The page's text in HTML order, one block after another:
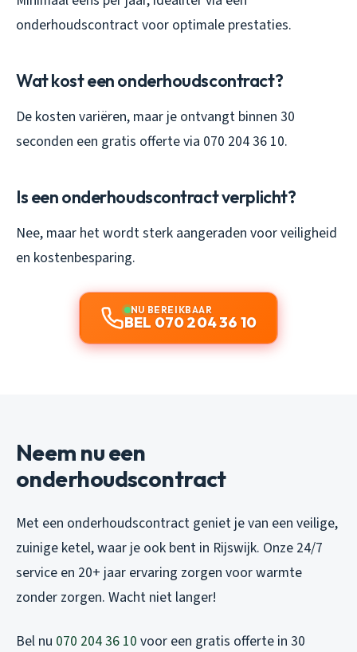
onderhoudscontract voor optimale prestaties.
Wat kost een onderhoudscontract?
De kosten variëren, maar je ontvangt binnen 30
seconden een gratis offerte via 070 204 36 10.
Is een onderhoudscontract verplicht?
Nee, maar het wordt sterk aangeraden voor veiligheid
en kostenbesparing.
NU BEREIKBAAR
BEL 070 204 36 10
Neem nu een
onderhoudscontract
Met een onderhoudscontract geniet je van een veilige,
zuinige ketel, waar je ook bent in Rijswijk. Onze 24/7
service en 20+ jaar ervaring zorgen voor warmte
zonder zorgen. Wacht niet langer!
Bel nu 070 204 36 10 voor een gratis offerte in 30